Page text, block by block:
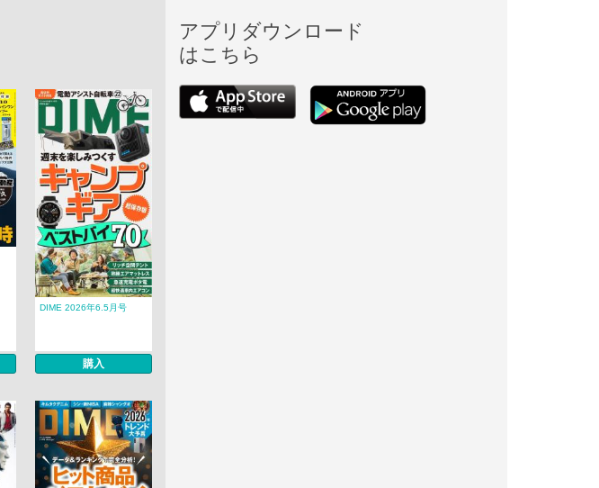
DIME 2026年6.5月号
購入
アプリダウンロード
はこちら